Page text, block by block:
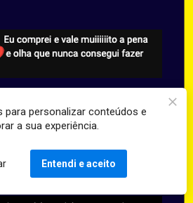
para personalizar conteúdos e
a sua experiência.
Entendi e aceito